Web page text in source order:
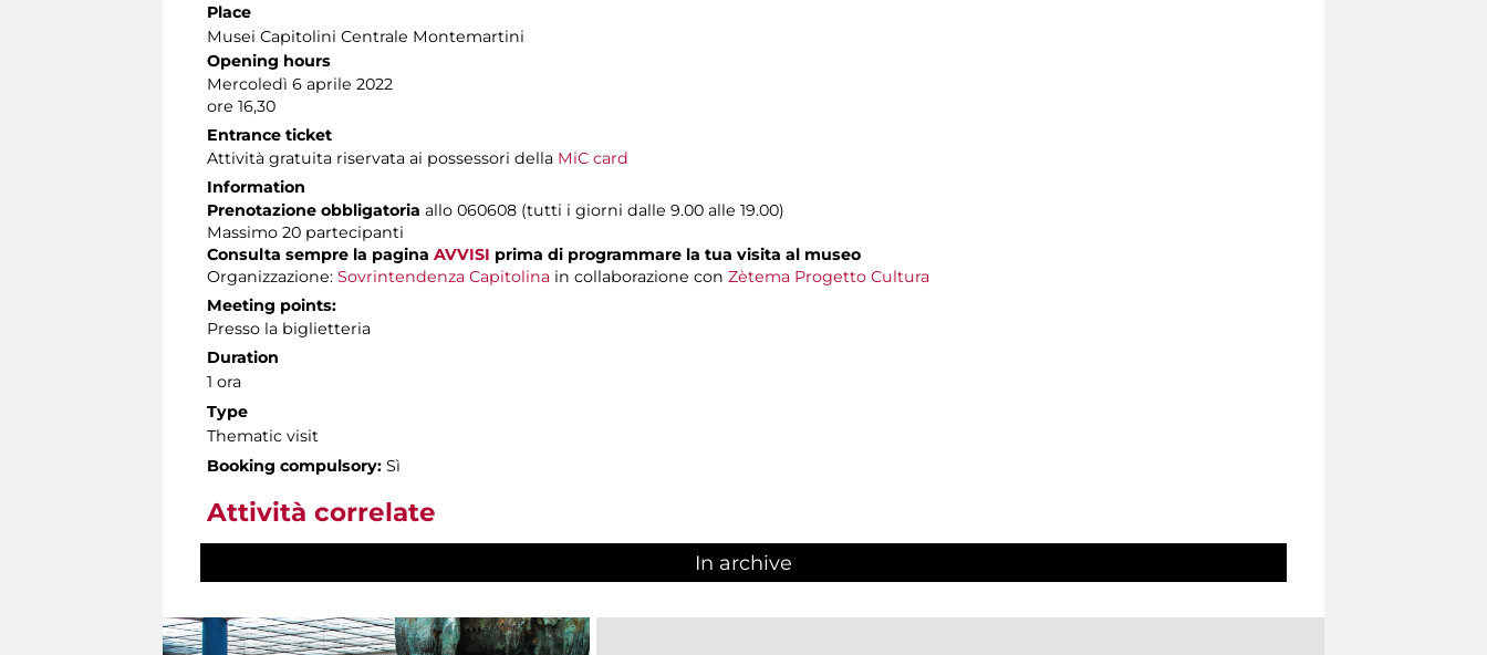
Place
Musei Capitolini Centrale Montemartini
Opening hours
Mercoledì 6 aprile 2022
ore 16,30
Entrance ticket
Attività gratuita riservata ai possessori della MiC card
Information
Prenotazione obbligatoria allo 060608 (tutti i giorni dalle 9.00 alle 19.00)
Massimo 20 partecipanti
Consulta sempre la pagina AVVISI prima di programmare la tua visita al museo
Organizzazione: Sovrintendenza Capitolina in collaborazione con Zètema Progetto Cultura
Meeting points:
Presso la biglietteria
Duration
1 ora
Type
Thematic visit
Booking compulsory: Sì
Attività correlate
In archive